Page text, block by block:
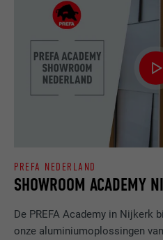
SHOWROOM ACADEMY
PREFA NEDERLAND
De PREFA Academy in Nijkerk
onze aluminiumoplossingen